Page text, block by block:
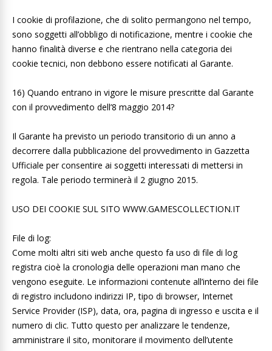
I cookie di profilazione, che di solito permangono nel tempo,
sono soggetti all’obbligo di notificazione, mentre i cookie che
hanno finalità diverse e che rientrano nella categoria dei
cookie tecnici, non debbono essere notificati al Garante.
16) Quando entrano in vigore le misure prescritte dal Garante
con il provvedimento dell’8 maggio 2014?
Il Garante ha previsto un periodo transitorio di un anno a
decorrere dalla pubblicazione del provvedimento in Gazzetta
Ufficiale per consentire ai soggetti interessati di mettersi in
regola. Tale periodo terminerà il 2 giugno 2015.
USO DEI COOKIE SUL SITO WWW.GAMESCOLLECTION.IT
File di log:
Come molti altri siti web anche questo fa uso di file di log
registra cioè la cronologia delle operazioni man mano che
vengono eseguite. Le informazioni contenute all’interno dei file
di registro includono indirizzi IP, tipo di browser, Internet
Service Provider (ISP), data, ora, pagina di ingresso e uscita e il
numero di clic. Tutto questo per analizzare le tendenze,
amministrare il sito, monitorare il movimento dell’utente